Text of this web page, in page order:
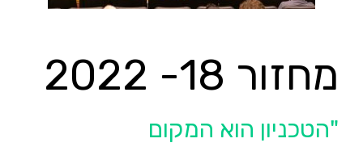
מחזור 18- 2022
"הטכניון הוא המקום